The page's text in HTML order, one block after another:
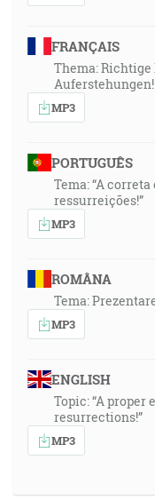
FRANÇAIS
Thema:
Auferstehungen!
MP3
PORTUGUÊS
Tema: “A
ressurreições!”
MP3
ROMÂNA
Tema:
MP3
ENGLISH
Topic: “A
resurrections!”
MP3